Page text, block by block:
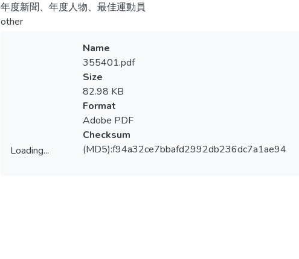
年度新聞、年度人物、最佳運動員
other
Loading...
Name
355401.pdf
Size
82.98 KB
Format
Adobe PDF
Checksum
(MD5):f94a32ce7bbafd2992db236dc7a1ae94